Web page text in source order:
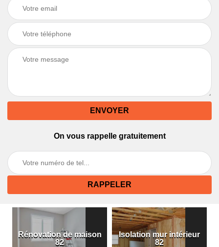
On vous rappelle gratuitement
Rénovation de maison
82
Isolation mur intérieur
82